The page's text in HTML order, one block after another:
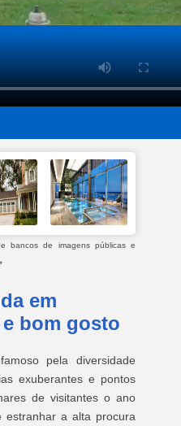
bancos de imagens públicas e
em
bom gosto
pela diversidade
exuberantes e pontos
de visitantes o ano
a alta procura